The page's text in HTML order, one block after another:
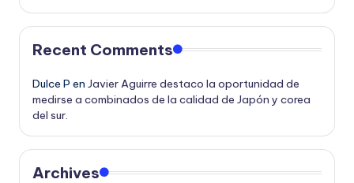
Recent Comments
Dulce P en Javier Aguirre destaco la oportunidad de
medirse a combinados de la calidad de Japón y corea
del sur.
Archives